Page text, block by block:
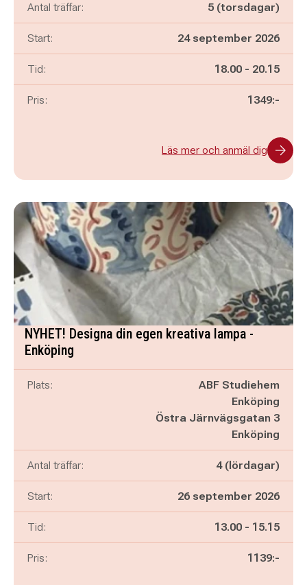
Antal träffar: 5 (torsdagar)
Start: 24 september 2026
Tid: Pågår mellan
18.00 - och
20.15
Pris: 1349:-
Läs mer och anmäl dig
NYHET! Designa din egen kreativa lampa -
Enköping
Plats:
ABF Studiehem
Enköping
Östra Järnvägsgatan 3
Enköping
Antal träffar: 4 (lördagar)
Start: 26 september 2026
Tid: Pågår mellan
13.00 - och
15.15
Pris: 1139:-